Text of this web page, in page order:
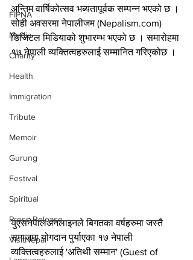
FIPNA
Media
Charity
Health
Immigration
Tribute
Memoir
Gurung
Festival
Spiritual
Press Release
VisitNepal
अन्तिम वार्षिकोत्सव भब्यतापूर्वक सम्पन्न भएको छ ।
सोही अवसरमा नेपालीजम (Nepalism.com)
डिजिटल मिडियाको शुभारम्भ भएको छ । समारोहमा
१७ नेपाली व्यक्तित्वहरुलाई सम्मानित गरिएकोछ ।
युएसनेपालअनलाइनले बिगतका वर्षहरुमा जस्तै
समाजमा योगदान पुर्याएका १७ नेपाली
व्यक्तित्वहरुलाई 'अतिथी सम्मान' (Guest of